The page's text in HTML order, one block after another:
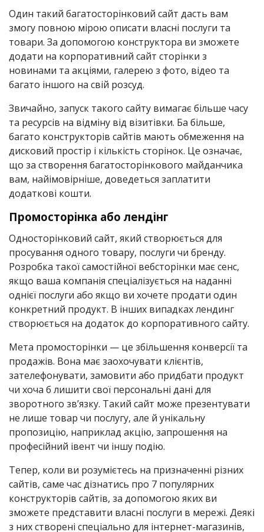
Один такий багатосторінковий сайт дасть вам
змогу повною мірою описати власні послуги та
товари. За допомогою конструктора ви зможете
додати на корпоративний сайт сторінки з
новинами та акціями, галерею з фото, відео та
багато іншого на свій розсуд.
Звичайно, запуск такого сайту вимагає більше часу
та ресурсів на відміну від візитівки. Ба більше,
багато конструкторів сайтів мають обмеження на
дисковий простір і кількість сторінок. Це означає,
що за створення багатосторінкового майданчика
вам, найімовірніше, доведеться заплатити
додаткові кошти.
Промосторінка або лендінг
Односторінковий сайт, який створюється для
просування одного товару, послуги чи бренду.
Розробка такої самостійної вебсторінки має сенс,
якщо ваша компанія спеціалізується на наданні
однієї послуги або якщо ви хочете продати один
конкретний продукт. В інших випадках лендинг
створюється на додаток до корпоративного сайту.
Мета промосторінки — це збільшення конверсії та
продажів. Вона має заохочувати клієнтів,
зателефонувати, замовити або придбати продукт
чи хоча б лишити свої персональні дані для
зворотного зв’язку. Такий сайт може презентувати
не лише товар чи послугу, але й унікальну
пропозицію, наприклад акцію, запрошення на
професійний івент чи іншу подію.
Тепер, коли ви розумієтесь на призначенні різних
сайтів, саме час дізнатись про 7 популярних
конструкторів сайтів, за допомогою яких ви
зможете представити власні послуги в мережі. Деякі
з них створені спеціально для інтернет-магазинів,